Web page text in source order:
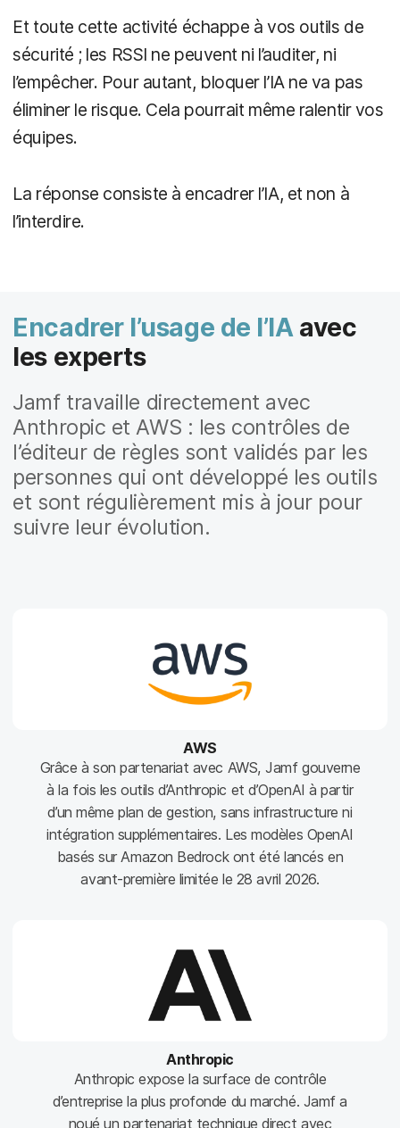
Et toute cette activité échappe à vos outils de
sécurité ; les RSSI ne peuvent ni l’auditer, ni
l’empêcher. Pour autant, bloquer l’IA ne va pas
éliminer le risque. Cela pourrait même ralentir vos
équipes.
La réponse consiste à encadrer l’IA, et non à
l’interdire.
Encadrer l’usage de l’IA avec
les experts
Jamf travaille directement avec
Anthropic et AWS : les contrôles de
l’éditeur de règles sont validés par les
personnes qui ont développé les outils
et sont régulièrement mis à jour pour
suivre leur évolution.
AWS
Grâce à son partenariat avec AWS, Jamf gouverne
à la fois les outils d’Anthropic et d’OpenAI à partir
d’un même plan de gestion, sans infrastructure ni
intégration supplémentaires. Les modèles OpenAI
basés sur Amazon Bedrock ont été lancés en
avant-première limitée le 28 avril 2026.
Anthropic
Anthropic expose la surface de contrôle
d’entreprise la plus profonde du marché. Jamf a
noué un partenariat technique direct avec